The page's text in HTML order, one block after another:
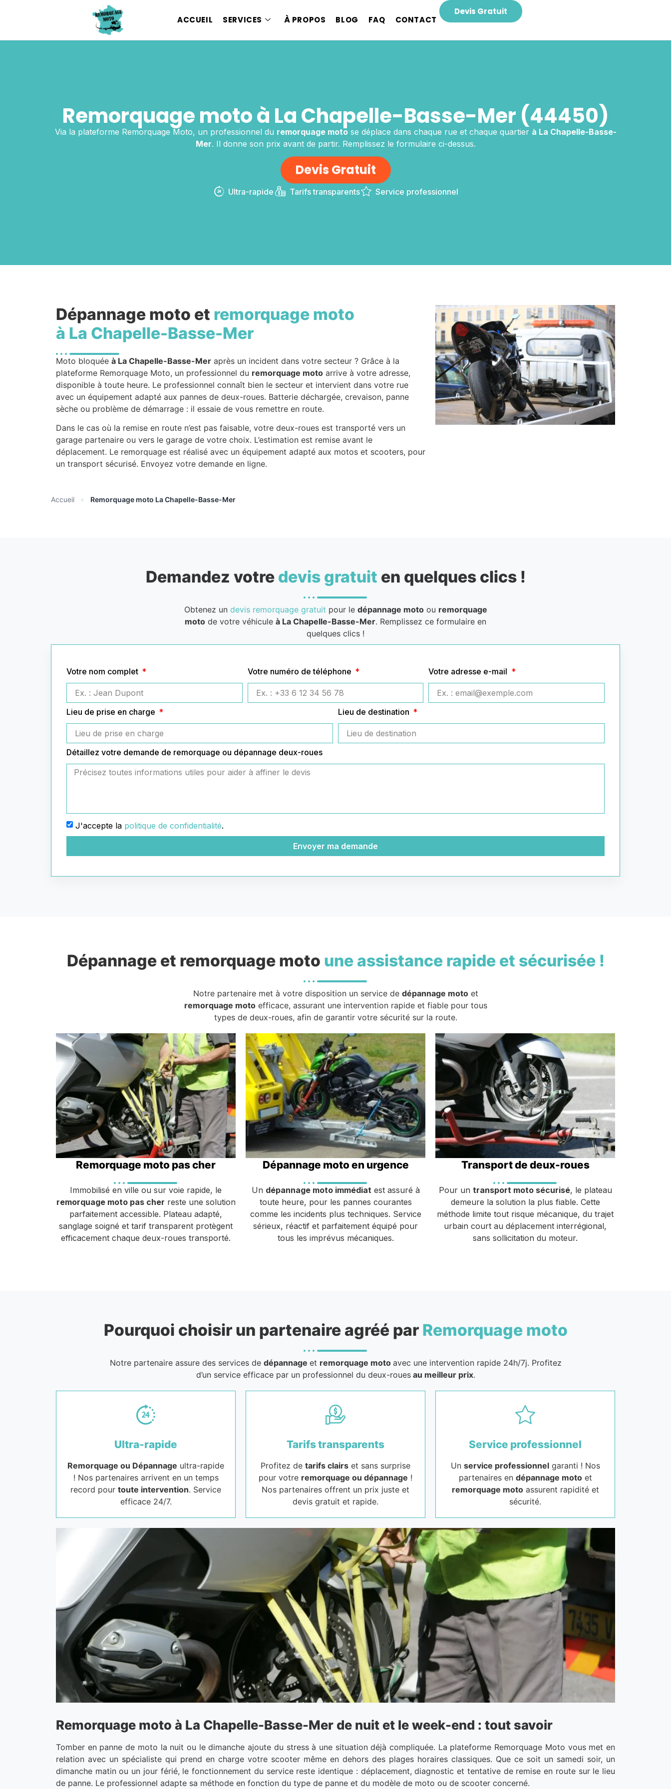
ACCUEIL SERVICES À PROPOS BLOG FAQ CONTACT
Devis Gratuit
Remorquage moto à La Chapelle-Basse-Mer (44450)
Via la plateforme Remorquage Moto, un professionnel du remorquage motose déplace dans chaque rue et chaque quartier à La Chapelle-Basse-
Mer. Il donne son prix avant de partir. Remplissez le formulaire ci-dessus.
Devis Gratuit
Ultra-rapide Tarifs transparents Service professionnel
Dépannage moto et remorquage moto
à La Chapelle-Basse-Mer
Moto bloquée à La Chapelle-Basse-Mer après un incident dans votre secteur ? Grâce à la
plateforme Remorquage Moto, un professionnel du remorquage moto arrive à votre adresse,
disponible à toute heure. Le professionnel connaît bien le secteur et intervient dans votre rue
avec un équipement adapté aux pannes de deux-roues. Batterie déchargée, crevaison, panne
sèche ou problème de démarrage : il essaie de vous remettre en route.
Dans le cas où la remise en route n’est pas faisable, votre deux-roues est transporté vers un
garage partenaire ou vers le garage de votre choix. L’estimation est remise avant le
déplacement. Le remorquage est réalisé avec un équipement adapté aux motos et scooters, pour
un transport sécurisé. Envoyez votre demande en ligne.
Accueil » Remorquage moto La Chapelle-Basse-Mer
Demandez votre devis gratuit en quelques clics !
Obtenez un devis remorquage gratuit pour le dépannage motoou remorquage
moto de votre véhicule à La Chapelle-Basse-Mer. Remplissez ce formulaire en
quelques clics !
Votre nom complet Votre numéro de téléphone Votre adresse e-mail
Lieu de prise en charge Lieu de destination
Détaillez votre demande de remorquage ou dépannage deux-roues
J'accepte la politique de confidentialité.
Envoyer ma demande
Dépannage et remorquage moto une assistance rapide et sécurisée !
Notre partenaire met à votre disposition un service de dépannage motoet
remorquage motoefficace, assurant une intervention rapide et fiable pour tous
types de deux-roues, afin de garantir votre sécurité sur la route.
Remorquage moto pas cher
Immobilisé en ville ou sur voie rapide, le
remorquage moto pas cher reste une solution
parfaitement accessible. Plateau adapté,
sanglage soigné et tarif transparent protègent
efficacement chaque deux-roues transporté.
Dépannage moto en urgence
Un dépannage moto immédiat est assuré à
toute heure, pour les pannes courantes
comme les incidents plus techniques. Service
sérieux, réactif et parfaitement équipé pour
tous les imprévus mécaniques.
Transport de deux-roues
Pour un transport moto sécurisé, le plateau
demeure la solution la plus fiable. Cette
méthode limite tout risque mécanique, du trajet
urbain court au déplacement interrégional,
sans sollicitation du moteur.
Pourquoi choisir un partenaire agréé par Remorquage moto
Notre partenaire assure des services de dépannage et remorquage moto avec une intervention rapide 24h/7j. Profitez
d’un service efficace par un professionnel du deux-rouesau meilleur prix.
Ultra-rapide
Remorquage ou Dépannage ultra-rapide
! Nos partenaires arrivent en un temps
record pour toute intervention. Service
efficace 24/7.
Tarifs transparents
Profitez de tarifs clairs et sans surprise
pour votre remorquage ou dépannage !
Nos partenaires offrent un prix juste et
devis gratuit et rapide.
Service professionnel
Un service professionnelgaranti ! Nos
partenaires en dépannage motoet
remorquage motoassurent rapidité et
sécurité.
Remorquage moto à La Chapelle-Basse-Mer de nuit et le week-end : tout savoir
Tomber en panne de moto la nuit ou le dimanche ajoute du stress à une situation déjà compliquée. La plateforme Remorquage Moto vous met en
relation avec un spécialiste qui prend en charge votre scooter même en dehors des plages horaires classiques. Que ce soit un samedi soir, un
dimanche matin ou un jour férié, le fonctionnement du service reste identique : déplacement, diagnostic et tentative de remise en route sur le lieu
de panne. Le professionnel adapte sa méthode en fonction du type de panne et du modèle de moto ou de scooter concerné.